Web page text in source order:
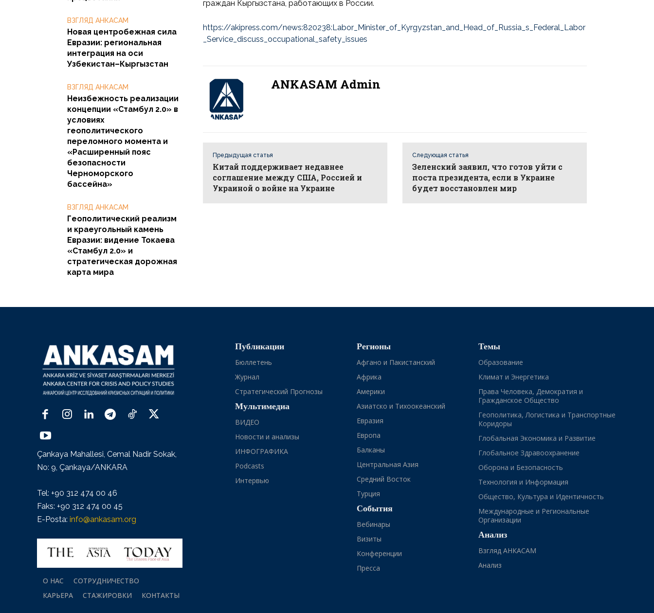
ВЗГЛЯД АНКАСАМ
Новая центробежная сила
Евразии: региональная
интеграция на оси
Узбекистан–Кыргызстан
ВЗГЛЯД АНКАСАМ
Неизбежность реализации
концепции «Стамбул 2.0» в
условиях
геополитического
переломного момента и
«Расширенный пояс
безопасности
Черноморского
бассейна»
ВЗГЛЯД АНКАСАМ
Геополитический реализм
и краеугольный камень
Евразии: видение Токаева
«Стамбул 2.0» и
стратегическая дорожная
карта мира
граждан Кыргызстана, работающих в России.
https://akipress.com/news:820238:Labor_Minister_of_Kyrgyzstan_and_Head_of_Russia_s_Federal_Labor
_Service_discuss_occupational_safety_issues
ANKASAM Admin
Предыдущая статья
Китай поддерживает недавнее
соглашение между США, Россией и
Украиной о войне на Украине
Следующая статья
Зеленский заявил, что готов уйти с
поста президента, если в Украине
будет восстановлен мир
Çankaya Mahallesi, Cemal Nadir Sokak,
No: 9, Çankaya/ANKARA
Tel: +90 312 474 00 46
Faks: +90 312 474 00 45
E-Posta: info@ankasam.org
О НАС
СОТРУДНИЧЕСТВО
КАРЬЕРА
СТАЖИРОВКИ КОНТАКТЫ
Публикации
Бюллетень
Журнал
Стратегический Прогнозы
Мультимедиа
ВИДЕО
Новости и анализы
ИНФОГРАФИКА
Podcasts
Интервью
Регионы
Афгано и Пакистанский
Африка
Америки
Азиатско и Тихоокеанский
Евразия
Европа
Балканы
Центральная Азия
Средний Восток
Турция
События
Вебинары
Визиты
Конференции
Пресса
Темы
Образование
Климат и Энергетика
Права Человека, Демократия и
Гражданское Общество
Геополитика, Логистика и Транспортные
Коридоры
Глобальная Экономика и Развитие
Глобальное Здравоохранение
Оборона и Безопасность
Технология и Информация
Общество, Культура и Идентичность
Международные и Региональные
Организации
Анализ
Взгляд АНКАСАМ
Анализ